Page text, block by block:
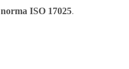
norma ISO 17025.